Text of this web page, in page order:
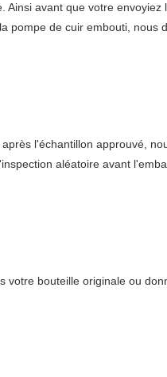
avant que votre envoyiez
pompe de cuir embouti, nous
l'échantillon approuvé,
aléatoire avant
votre bouteille originale ou